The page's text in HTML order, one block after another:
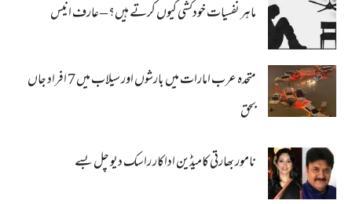
ماہر نفسیات خودکشی کیوں کرتے ہیں؟ – عارف انیس
متحدہ عرب امارات میں بارشوں اور سیلاب میں 7 افراد جاں
بحق
نامور بھارتی کامیڈین اداکار راسک دیو چل بسے